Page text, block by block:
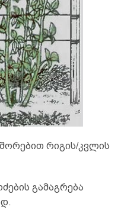
რიგის/კვლის
გამაგრება